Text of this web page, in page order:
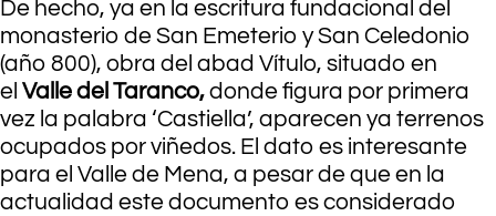
De hecho, ya en la escritura fundacional del
monasterio de San Emeterio y San Celedonio
(año 800), obra del abad Vítulo, situado en
el Valle del Taranco,donde figura por primera
vez la palabra ‘Castiella’, aparecen ya terrenos
ocupados por viñedos. El dato es interesante
para el Valle de Mena, a pesar de que en la
actualidad este documento es considerado